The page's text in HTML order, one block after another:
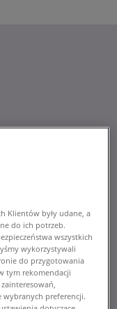
Klientów były udane, a
do ich potrzeb.
wszystkich
wykorzystywali
do przygotowania
tym rekomendacji
wybranych preferencji.